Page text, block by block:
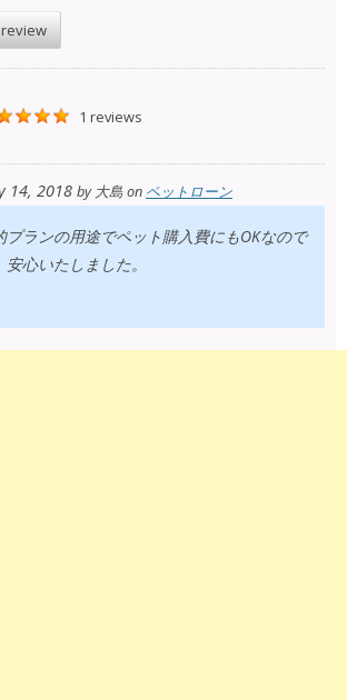
1 reviews
14, 2018 by 大島on ペットローン
プランの用途でペット購入費にもOKなので
安心いたしました。